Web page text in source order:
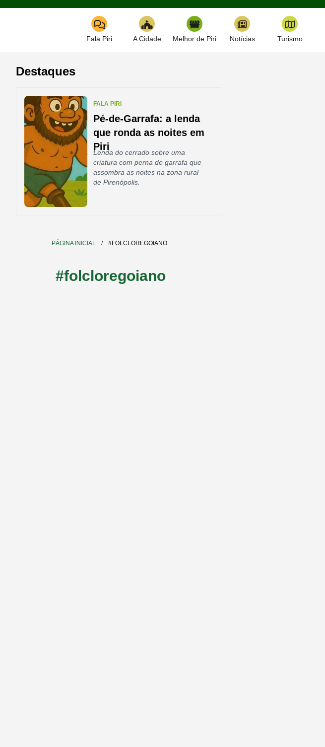
Fala Piri A Cidade Melhor de Piri Notícias Turismo
Destaques
FALA PIRI
Pé-de-Garrafa: a lenda
que ronda as noites em
Piri
Lenda do cerrado sobre uma
criatura com perna de garrafa que
assombra as noites na zona rural
de Pirenópolis.
PÁGINA INICIAL / #FOLCLOREGOIANO
#folcloregoiano